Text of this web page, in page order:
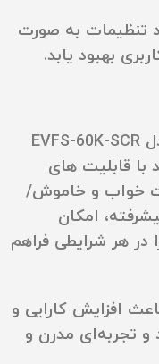
تنظیمات به صورت
بهبود یابد.
کولرگازی ایستاده ایوولی 60000 مدل EVFS-60K-SCR
با قابلیت‌ های
خواب و خاموش/
امکان
در هر شرایطی فراهم
افزایش کارایی و
تجربه‌ای مدرن و